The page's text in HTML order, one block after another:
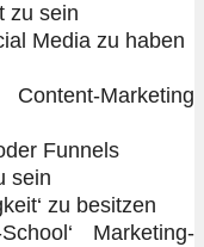
zu sein
Media zu haben
Marketing
Funnels
sein
zu besitzen
Marketing-